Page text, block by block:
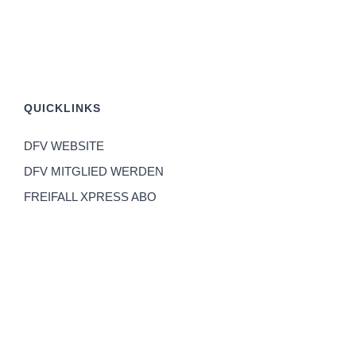
QUICKLINKS
DFV WEBSITE
DFV MITGLIED WERDEN
FREIFALL XPRESS ABO